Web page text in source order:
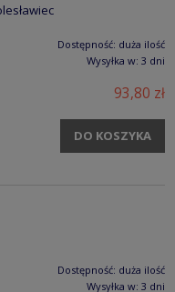
Dostępność: duża ilość
Wysyłka w: 3 dni
93,80 zł
DO KOSZYKA
Dostępność: duża ilość
Wysyłka w: 3 dni